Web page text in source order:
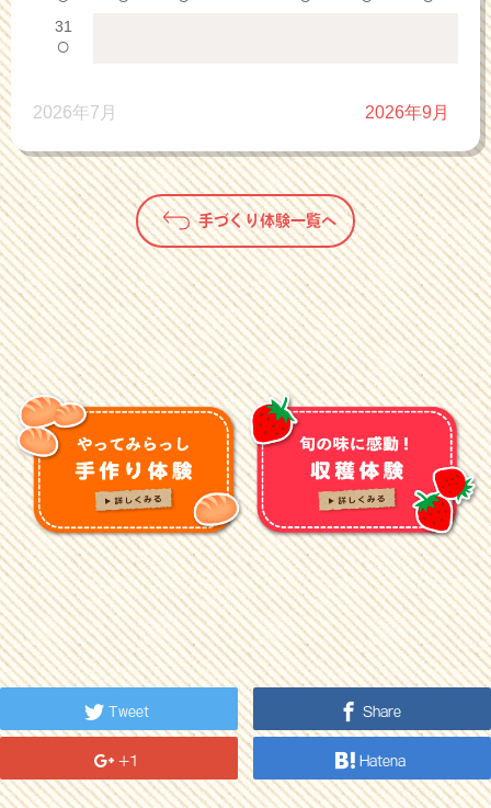
31
○
2026年7月 2026年9月
手づくり体験一覧へ
Tweet Share
+1 Hatena